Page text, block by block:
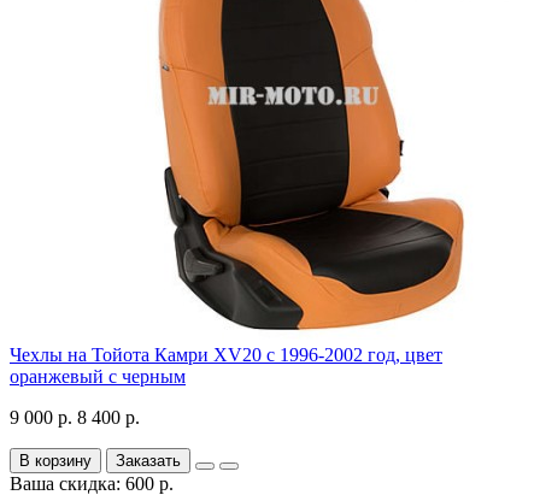
Чехлы на Тойота Камри XV20 с 1996-2002 год, цвет
оранжевый с черным
9 000 р. 8 400 р.
В корзину Заказать
Ваша скидка: 600 р.